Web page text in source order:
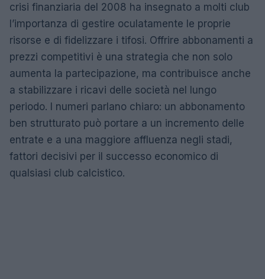
crisi finanziaria del 2008 ha insegnato a molti club
l’importanza di gestire oculatamente le proprie
risorse e di fidelizzare i tifosi. Offrire abbonamenti a
prezzi competitivi è una strategia che non solo
aumenta la partecipazione, ma contribuisce anche
a stabilizzare i ricavi delle società nel lungo
periodo. I numeri parlano chiaro: un abbonamento
ben strutturato può portare a un incremento delle
entrate e a una maggiore affluenza negli stadi,
fattori decisivi per il successo economico di
qualsiasi club calcistico.